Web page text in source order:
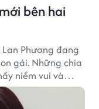
bên hai
Phương đang
gái. Những chia
niềm vui và
bình dị mỗi